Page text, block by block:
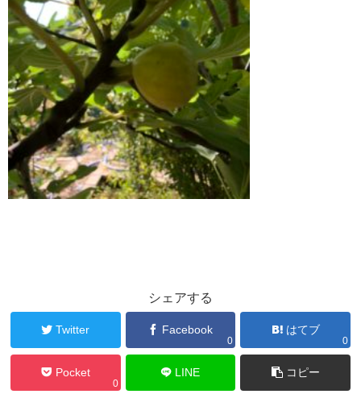
シェアする
Twitter Facebook
0
はてブ
0
Pocket
0
LINE コピー